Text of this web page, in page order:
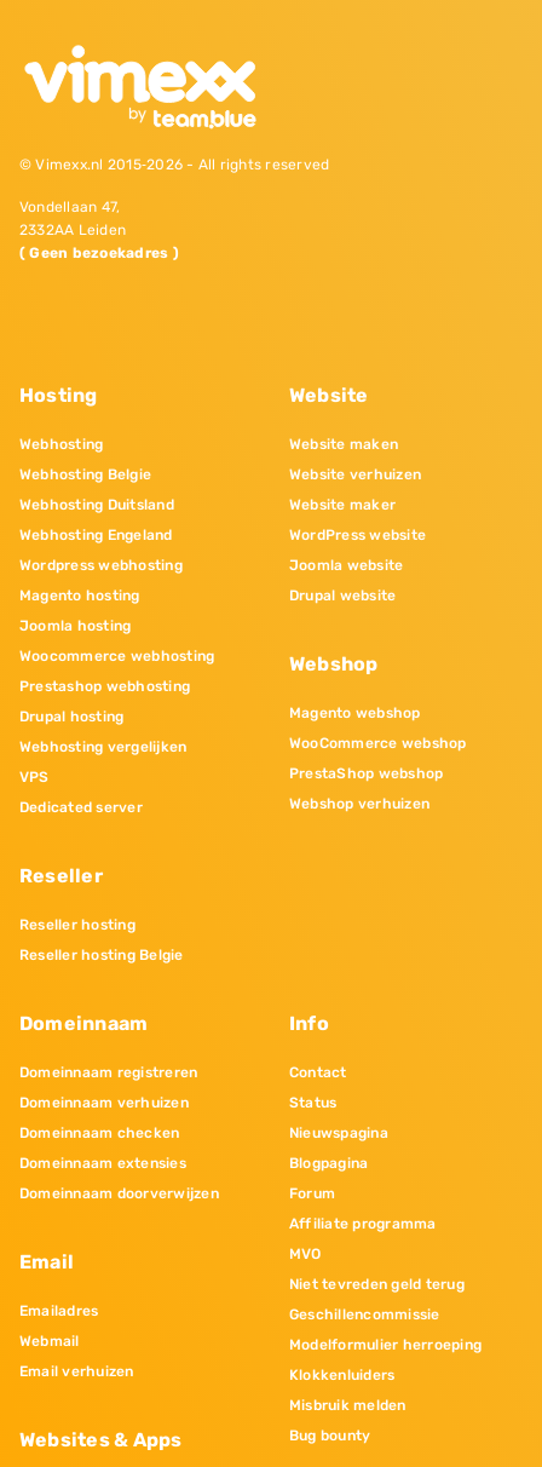
© Vimexx.nl 2015‐2026 - All rights reserved
Vondellaan 47,
2332AA Leiden
( Geen bezoekadres )
Hosting
Webhosting
Webhosting Belgie
Webhosting Duitsland
Webhosting Engeland
Wordpress webhosting
Magento hosting
Joomla hosting
Woocommerce webhosting
Prestashop webhosting
Drupal hosting
Webhosting vergelijken
VPS
Dedicated server
Reseller
Reseller hosting
Reseller hosting Belgie
Website
Website maken
Website verhuizen
Website maker
WordPress website
Joomla website
Drupal website
Webshop
Magento webshop
WooCommerce webshop
PrestaShop webshop
Webshop verhuizen
Domeinnaam
Domeinnaam registreren
Domeinnaam verhuizen
Domeinnaam checken
Domeinnaam extensies
Domeinnaam doorverwijzen
Email
Emailadres
Webmail
Email verhuizen
Websites & Apps
Info
Contact
Status
Nieuwspagina
Blogpagina
Forum
Affiliate programma
MVO
Niet tevreden geld terug
Geschillencommissie
Modelformulier herroeping
Klokkenluiders
Misbruik melden
Bug bounty